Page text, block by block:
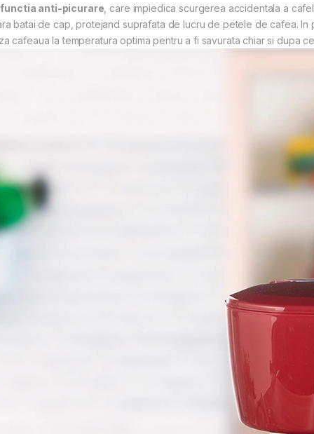
functia anti-picurare , care impiedica scurgerea accidentala a
batai de cap, protejand suprafata de lucru de petele de cafea.
cafeaua la temperatura optima pentru a fi savurata chiar si dupa